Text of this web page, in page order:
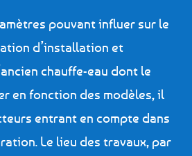
pouvant influer sur le
d’installation et
chauffe-eau dont le
en fonction des modèles, il
entrant en compte dans
Le lieu des travaux, par